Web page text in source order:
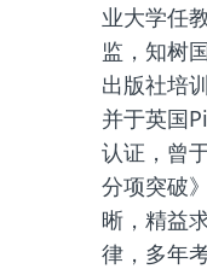
业大学任
监，知树
出版社培
并于英国
认证，曾
分项突破
晰，精益
律，多年